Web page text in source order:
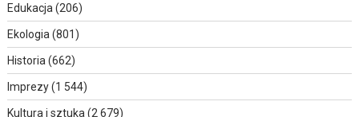
Edukacja(206)
Ekologia(801)
Historia(662)
Imprezy(1 544)
Kultura i sztuka(2 679)